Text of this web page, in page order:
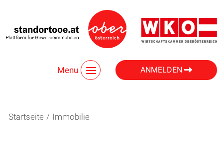
Menu ANMELDEN
Startseite / Immobilie